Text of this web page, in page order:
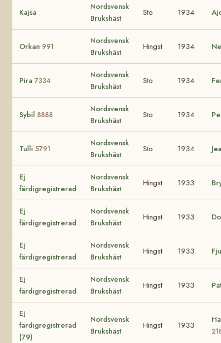
Kajsa
Nordsvensk
Brukshäst
Sto 1934
Orkan 991
Nordsvensk
Brukshäst
Hingst 1934
Pira 7334
Nordsvensk
Brukshäst
Sto 1934
Sybil 8888
Nordsvensk
Brukshäst
Sto 1934
Tulli 5791
Nordsvensk
Brukshäst
Sto 1934
Ej
färdigregistrerad
Nordsvensk
Brukshäst
Hingst 1933
Ej
färdigregistrerad
Nordsvensk
Brukshäst
Hingst 1933
Ej
färdigregistrerad
Nordsvensk
Brukshäst
Hingst 1933
Ej
färdigregistrerad
Nordsvensk
Brukshäst
Hingst 1933
Ej
färdigregistrerad
(79)
Nordsvensk
Brukshäst
Hingst 1933